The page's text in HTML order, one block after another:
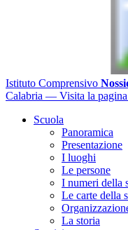
Istituto Comprensivo
Calabria — Visita la pagina
Scuola
Panoramica
Presentazione
I luoghi
Le persone
I numeri della
Le carte della
La storia